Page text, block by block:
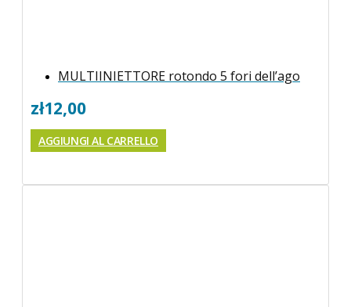
MULTIINIETTORE rotondo 5 fori dell’ago
zł12,00
AGGIUNGI AL CARRELLO